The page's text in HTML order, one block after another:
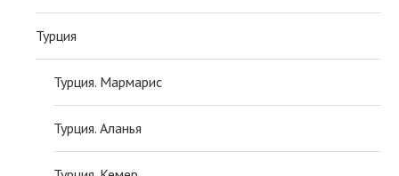
Турция
Турция. Мармарис
Турция. Аланья